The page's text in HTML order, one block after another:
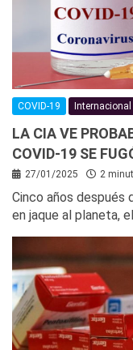
COVID-19 Internacional
LA CIA VE
COVID-19 SE
27/01/2025 2
Cinco años después
en jaque al planeta,